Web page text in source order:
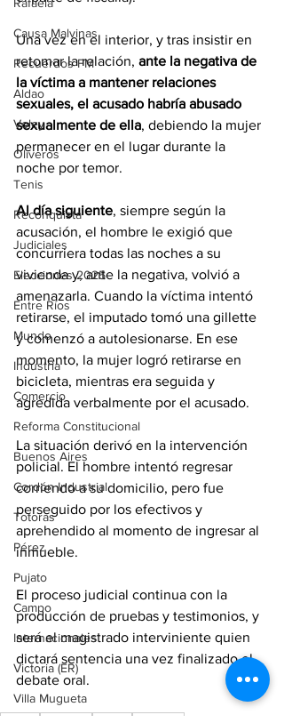
Causa Malvinas
Recuerdos FM
Aldao
Voley
Oliveros
Tenis
Reconquista
Judiciales
Elecciones 2025
Entre Ríos
Mundo
Industria
Comercio
Reforma Constitucional
Buenos Aires
Cordón Industrial
Totoras
Pérez
Pujato
Campo
Internacionales
Victoria (ER)
Villa Mugueta
Una vez en el interior, y tras insistir en
retomar la relación, ante la negativa de
la víctima a mantener relaciones
sexuales, el acusado habría abusado
sexualmente de ella, debiendo la mujer
permanecer en el lugar durante la
noche por temor.
Al día siguiente, siempre según la
acusación, el hombre le exigió que
concurriera todas las noches a su
vivienda y, ante la negativa, volvió a
amenazarla. Cuando la víctima intentó
retirarse, el imputado tomó una gillette
y comenzó a autolesionarse. En ese
momento, la mujer logró retirarse en
bicicleta, mientras era seguida y
agredida verbalmente por el acusado.
La situación derivó en la intervención
policial. El hombre intentó regresar
corriendo a su domicilio, pero fue
perseguido por los efectivos y
aprehendido al momento de ingresar al
inmueble.
El proceso judicial continua con la
producción de pruebas y testimonios, y
será el magistrado interviniente quien
dictará sentencia una vez finalizado el
debate oral.